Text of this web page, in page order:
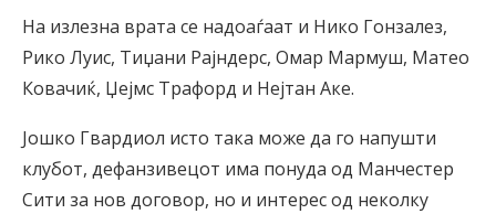
На излезна врата се надоаѓаат и Нико Гонзалез,
Рико Луис, Тиџани Рајндерс, Омар Мармуш, Матео
Ковачиќ, Џејмс Трафорд и Нејтан Аке.
Јошко Гвардиол исто така може да го напушти
клубот, дефанзивецот има понуда од Манчестер
Сити за нов договор, но и интерес од неколку